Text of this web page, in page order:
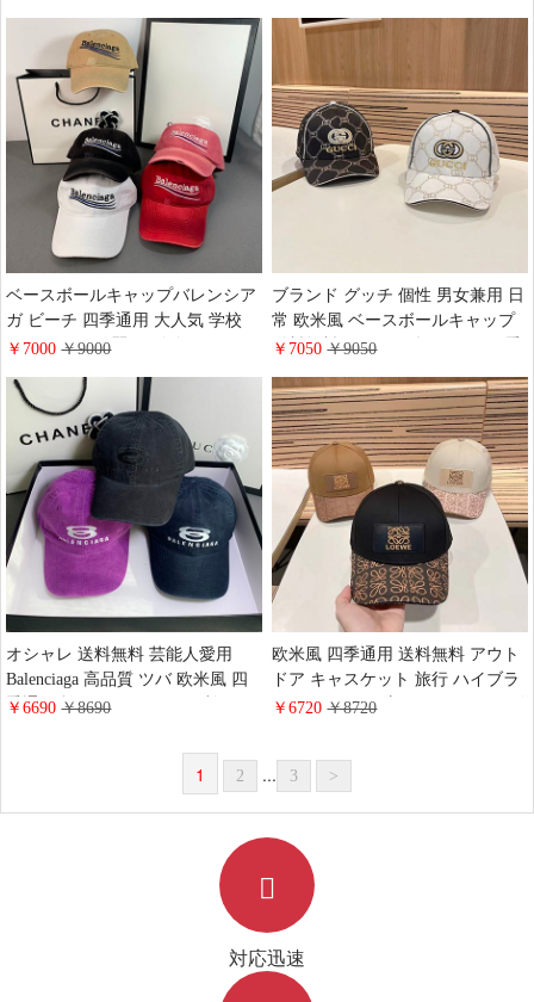
秋冬対応
ベースボールキャップバレンシア
ガ ビーチ 四季通用 大人気 学校
ストリート 綺麗 ロゴ付き キャス
用 コットン ハイブランド ラグジ
ュアリー
￥7000￥9000
ブランド グッチ 個性 男女兼用 日
常 欧米風 ベースボールキャップ
送料無料 スポーツ 帽子gucci 四季
コットン
￥7050￥9050
オシャレ 送料無料 芸能人愛用
Balenciaga 高品質 ツバ 欧米風 四
季通用 旅行 キャスケット 棉 スポ
リート ベースボールキャップバレ
￥6690￥8690
欧米風 四季通用 送料無料 アウト
ドア キャスケット 旅行 ハイブラ
ンド オシャレ 流行り ロエベ ロゴ
ン
￥6720￥8720
1 2 ... 3 >
対応迅速